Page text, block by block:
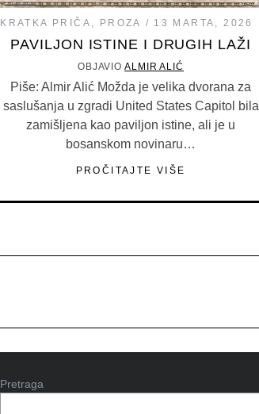
KRATKA PRIČA , PROZA 13 MARTA, 2026
PAVILJON ISTINE I DRUGIH LAŽI
OBJAVIOALMIR ALIĆ
Piše: Almir Alić Možda je velika dvorana za
saslušanja u zgradi United States Capitol bila
zamišljena kao paviljon istine, ali je u
bosanskom novinaru…
PROČITAJTE VIŠE
Pretraga